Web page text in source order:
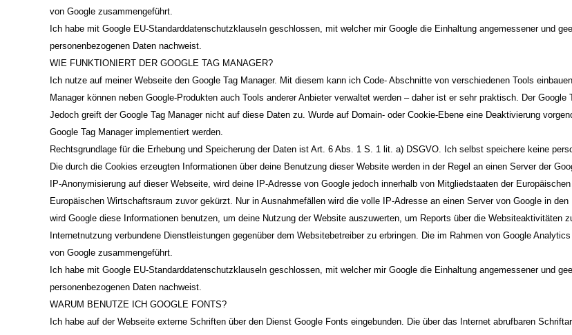
von Google zusammengeführt.
Ich habe mit Google EU-Standarddatenschutzklauseln geschlossen, mit welcher mir Google die Einhaltung angemessener und
personenbezogenen Daten nachweist.
WIE FUNKTIONIERT DER GOOGLE TAG MANAGER?
Ich nutze auf meiner Webseite den Google Tag Manager. Mit diesem kann ich Code- Abschnitte von verschiedenen Tools
Manager können neben Google-Produkten auch Tools anderer Anbieter verwaltet werden – daher ist er sehr praktisch. Der
Jedoch greift der Google Tag Manager nicht auf diese Daten zu. Wurde auf Domain- oder Cookie-Ebene eine Deaktivierung
Google Tag Manager implementiert werden.
Rechtsgrundlage für die Erhebung und Speicherung der Daten ist Art. 6 Abs. 1 S. 1 lit. a) DSGVO. Ich selbst speichere keine
Die durch die Cookies erzeugten Informationen über deine Benutzung dieser Website werden in der Regel an einen Server der
IP-Anonymisierung auf dieser Webseite, wird deine IP-Adresse von Google jedoch innerhalb von Mitgliedstaaten der
Europäischen Wirtschaftsraum zuvor gekürzt. Nur in Ausnahmefällen wird die volle IP-Adresse an einen Server von Google in
wird Google diese Informationen benutzen, um deine Nutzung der Website auszuwerten, um Reports über die Websiteaktivitäten
Internetnutzung verbundene Dienstleistungen gegenüber dem Websitebetreiber zu erbringen. Die im Rahmen von Google
von Google zusammengeführt.
Ich habe mit Google EU-Standarddatenschutzklauseln geschlossen, mit welcher mir Google die Einhaltung angemessener und
personenbezogenen Daten nachweist.
WARUM BENUTZE ICH GOOGLE FONTS?
Ich habe auf der Webseite externe Schriften über den Dienst Google Fonts eingebunden. Die über das Internet abrufbaren